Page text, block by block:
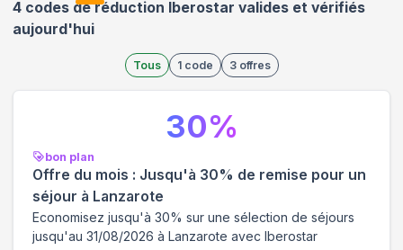
4 codes de réduction Iberostar valides et vérifiés
aujourd'hui
Tous 1 code 3 offres
bon plan
Offre du mois : Jusqu'à 30% de remise pour un
séjour à Lanzarote
Economisez jusqu'à 30% sur une sélection de séjours
jusqu'au 31/08/2026 à Lanzarote avec Iberostar
30%